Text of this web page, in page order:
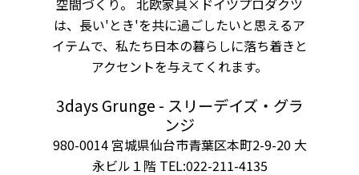
空間づくり。 北欧家具×ドイツプロダクツ
は、長い'とき'を共に過ごしたいと思えるア
イテムで、私たち日本の暮らしに落ち着きと
アクセントを与えてくれます。
3days Grunge - スリーデイズ・グラ
ンジ
980-0014 宮城県仙台市青葉区本町2-9-20 大
永ビル１階 TEL:022-211-4135